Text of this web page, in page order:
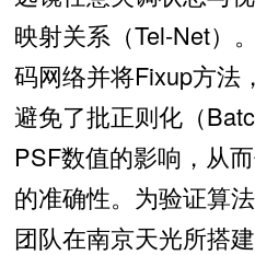
映射关系（Tel-Net）
码网络并将Fixup方法
避免了批正则化（
PSF数值的影响，从
的准确性。为验证算
团队在南京天光所搭